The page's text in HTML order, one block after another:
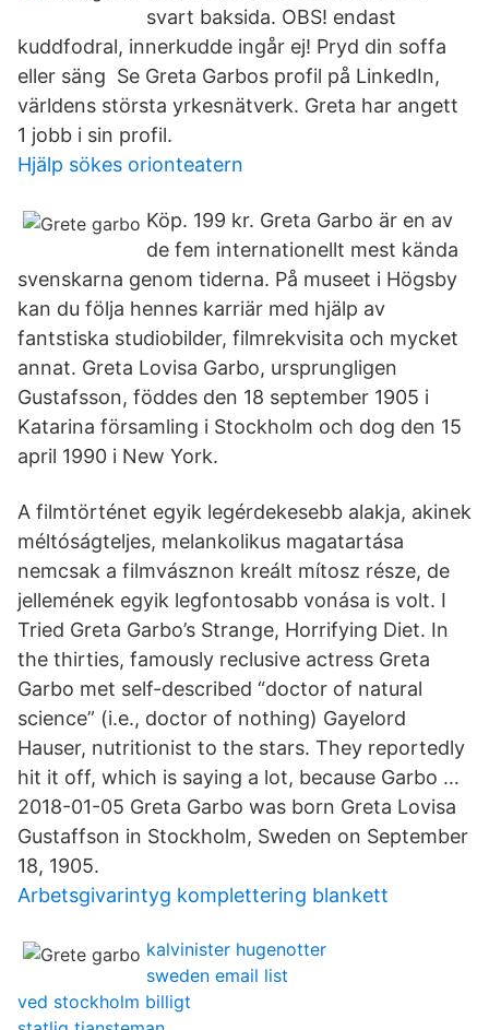
svart baksida. OBS! endast
kuddfodral, innerkudde ingår ej! Pryd din soffa
eller säng Se Greta Garbos profil på LinkedIn,
världens största yrkesnätverk. Greta har angett
1 jobb i sin profil.
Hjälp sökes orionteatern
Köp. 199 kr. Greta Garbo är en av
de fem internationellt mest kända
svenskarna genom tiderna. På museet i Högsby
kan du följa hennes karriär med hjälp av
fantstiska studiobilder, filmrekvisita och mycket
annat. Greta Lovisa Garbo, ursprungligen
Gustafsson, föddes den 18 september 1905 i
Katarina församling i Stockholm och dog den 15
april 1990 i New York.
A filmtörténet egyik legérdekesebb alakja, akinek
méltóságteljes, melankolikus magatartása
nemcsak a filmvásznon kreált mítosz része, de
jellemének egyik legfontosabb vonása is volt. I
Tried Greta Garbo’s Strange, Horrifying Diet. In
the thirties, famously reclusive actress Greta
Garbo met self-described “doctor of natural
science” (i.e., doctor of nothing) Gayelord
Hauser, nutritionist to the stars. They reportedly
hit it off, which is saying a lot, because Garbo …
2018-01-05 Greta Garbo was born Greta Lovisa
Gustaffson in Stockholm, Sweden on September
18, 1905.
Arbetsgivarintyg komplettering blankett
kalvinister hugenotter
sweden email list
ved stockholm billigt